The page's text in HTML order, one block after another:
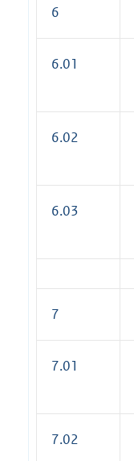
6
6.01
6.02
6.03
7
7.01
7.02